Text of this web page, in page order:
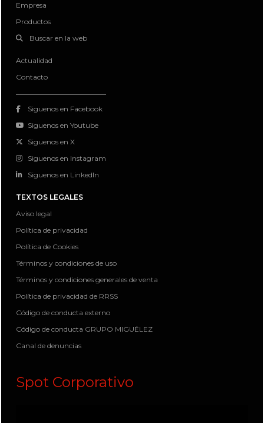
Empresa
Productos
Buscar en la web
Actualidad
Contacto
Siguenos en Facebook
Siguenos en Youtube
Siguenos en X
Siguenos en Instagram
Siguenos en LinkedIn
TEXTOS LEGALES
Aviso legal
Política de privacidad
Política de Cookies
Términos y condiciones de uso
Términos y condiciones generales de venta
Política de privacidad de RRSS
Código de conducta externo
Código de conducta GRUPO MIGUÉLEZ
Canal de denuncias
Spot Corporativo